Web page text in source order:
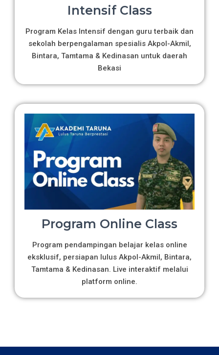
Intensif Class
Program Kelas Intensif dengan guru terbaik dan
sekolah berpengalaman spesialis Akpol-Akmil,
Bintara, Tamtama & Kedinasan untuk daerah
Bekasi
Program Online Class
Program pendampingan belajar kelas online
eksklusif, persiapan lulus Akpol-Akmil, Bintara,
Tamtama & Kedinasan. Live interaktif melalui
platform online.